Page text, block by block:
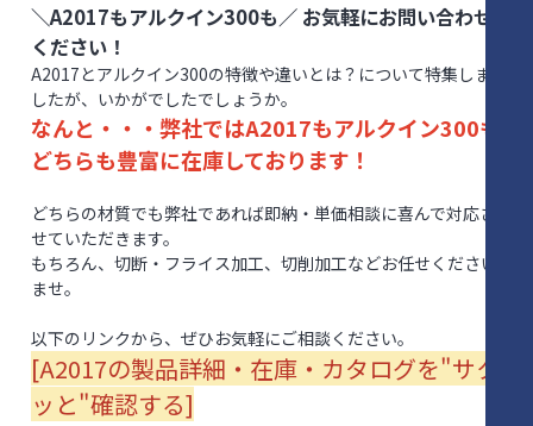
＼A2017もアルクイン300も／ お気軽にお問い合わせ
ください！
A2017とアルクイン300の特徴や違いとは？について特集しま
したが、いかがでしたでしょうか。
なんと・・・弊社ではA2017もアルクイン300も
どちらも豊富に在庫しております！
どちらの材質でも弊社であれば即納・単価相談に喜んで対応さ
せていただきます。
もちろん、切断・フライス加工、切削加工などお任せください
ませ。
以下のリンクから、ぜひお気軽にご相談ください。
[A2017の製品詳細・在庫・カタログを"サク
ッと"確認する]